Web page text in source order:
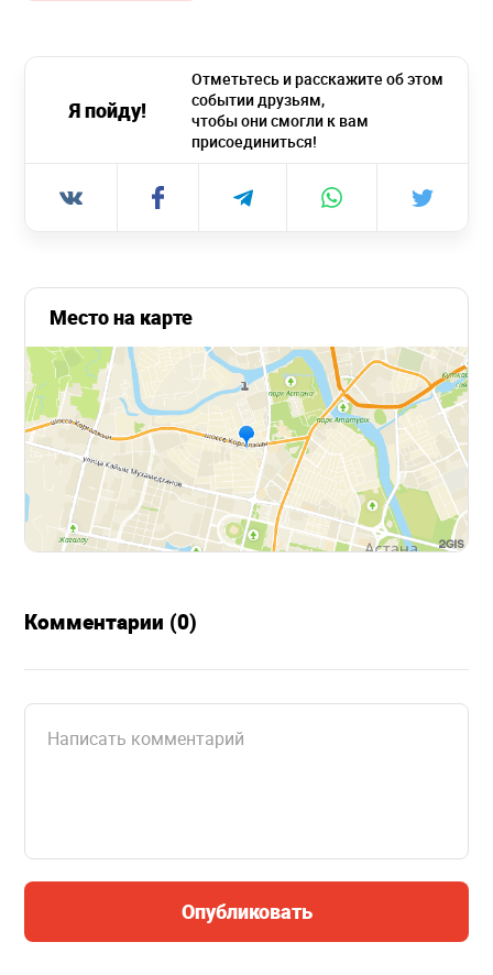
Я пойду!
Отметьтесь и расскажите об этом
событии друзьям,
чтобы они смогли к вам
присоединиться!
Место на карте
Комментарии (0)
Опубликовать